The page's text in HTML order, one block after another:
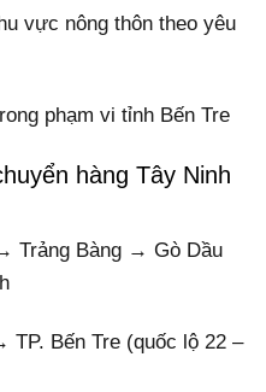
vực nông thôn theo yêu
phạm vi tỉnh Bến Tre
hàng Tây Ninh
Trảng Bàng → Gò Dầu
Bến Tre (quốc lộ 22 –